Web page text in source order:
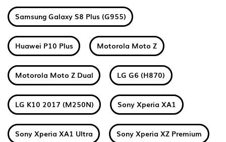
Samsung Galaxy S8 Plus (G955)
Huawei P10 Plus Motorola Moto Z
Motorola Moto Z Dual LG G6 (H870)
LG K10 2017 (M250N) Sony Xperia XA1
Sony Xperia XA1 Ultra Sony Xperia XZ Premium